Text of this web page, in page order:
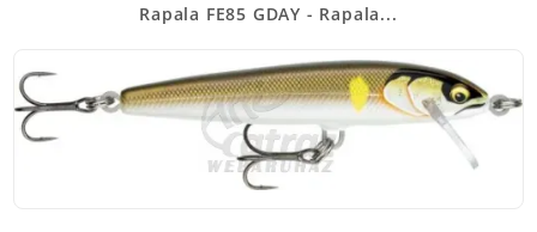
Rapala FE85 GDAY - Rapala...